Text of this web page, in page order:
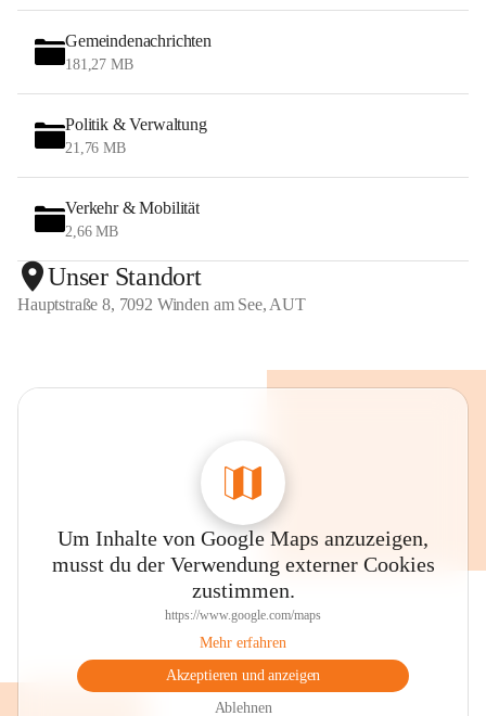
Gemeindenachrichten
181,27 MB
Politik & Verwaltung
21,76 MB
Verkehr & Mobilität
2,66 MB
Unser Standort
Hauptstraße 8, 7092 Winden am See, AUT
Um Inhalte von Google Maps anzuzeigen,
musst du der Verwendung externer Cookies
zustimmen.
https://www.google.com/maps
Mehr erfahren
Akzeptieren und anzeigen
Ablehnen